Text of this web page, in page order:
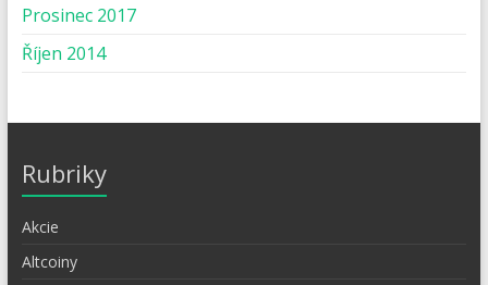
Prosinec 2017
Říjen 2014
Rubriky
Akcie
Altcoiny